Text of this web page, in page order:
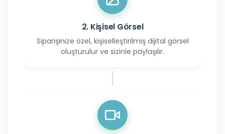
2. Kişisel Görsel
Siparişinize özel, kişiselleştirilmiş dijital görsel
oluşturulur ve sizinle paylaşılır.